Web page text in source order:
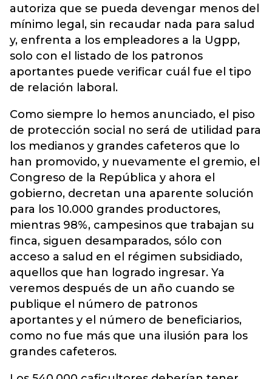
autoriza que se pueda devengar menos del
mínimo legal, sin recaudar nada para salud
y, enfrenta a los empleadores a la Ugpp,
solo con el listado de los patronos
aportantes puede verificar cuál fue el tipo
de relación laboral.
Como siempre lo hemos anunciado, el piso
de protección social no será de utilidad para
los medianos y grandes cafeteros que lo
han promovido, y nuevamente el gremio, el
Congreso de la República y ahora el
gobierno, decretan una aparente solución
para los 10.000 grandes productores,
mientras 98%, campesinos que trabajan su
finca, siguen desamparados, sólo con
acceso a salud en el régimen subsidiado,
aquellos que han logrado ingresar. Ya
veremos después de un año cuando se
publique el número de patronos
aportantes y el número de beneficiarios,
como no fue más que una ilusión para los
grandes cafeteros.